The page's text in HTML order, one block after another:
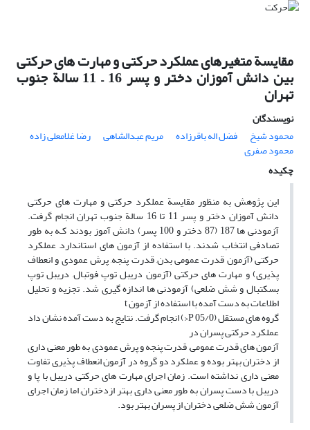
مقایسة متغیرهای عملکرد حرکتی و مهارت های حرکتی
بین دانش آموزان دختر و پسر 16 – 11 سالة جنوب
تهران
نویسندگان
محمود شیخ
فضل اله باقرزاده مریم عبدالشاهی رضا غلامعلی زاده
محمود صفری
چکیده
این پژوهش به منظور مقایسة عملکرد حرکتی و مهارت های حرکتی
دانش آموزان دختر و پسر 11 تا 16 سالة جنوب تهران انجام گرفت.
آزمودنی ها 187 (87 دختر و 100 پسر) دانش آموز بودند کـه به طور
تصادفی انتخاب شدند. با استفاده از آزمون های استاندارد, عملکرد
حرکتی (آزمون قدرت عمومی بدن, قدرت پنجه, پرش عمودی و انعطاف
پذیری) و مهارت های حرکتی (آزمون دریبل توپ فوتبال, دریبل توپ
بسکتبال و شش ضلعی) آزمودنی ها اندازه گیری شد. تجزیه و تحلیل
اطلاعات به دست آمده با استفاده از آزمون t
گروه های مستقل (05/0 P<) انجام گرفت. نتایج به دست آمده نشان داد
عملکرد حرکتی پسران در
آزمون های قدرت عمومی, قدرت پنجه و پرش عمودی به طور معنی داری
از دختران بهتر بوده و عملکرد دو گروه در آزمون انعطاف پذیری تفاوت
معنی داری نداشته است. زمان اجرای مهارت های حرکتی دریبل با پا و
دریبل با دست پسران به طور معنی داری بهتر ازدختران, اما زمان اجرای
آزمون شش ضلعی دختران از پسران بهتر بود.